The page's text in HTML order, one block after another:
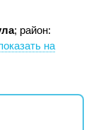
; район:
на